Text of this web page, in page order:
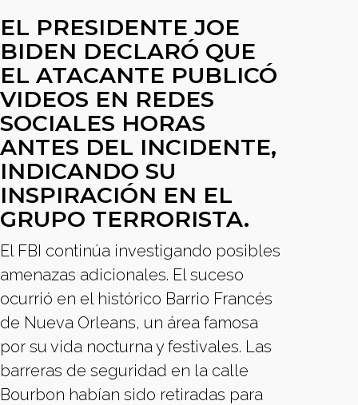
EL PRESIDENTE JOE
BIDEN DECLARÓ QUE
EL ATACANTE PUBLICÓ
VIDEOS EN REDES
SOCIALES HORAS
ANTES DEL INCIDENTE,
INDICANDO SU
INSPIRACIÓN EN EL
GRUPO TERRORISTA.
El FBI continúa investigando posibles
amenazas adicionales. El suceso
ocurrió en el histórico Barrio Francés
de Nueva Orleans, un área famosa
por su vida nocturna y festivales. Las
barreras de seguridad en la calle
Bourbon habían sido retiradas para